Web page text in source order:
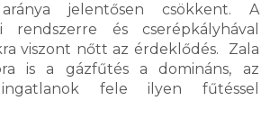
jelentősen csökkent. A
rendszerre és cserépkályhával
viszont nőtt az érdeklődés. Zala
is a gázfűtés a domináns, az
fele ilyen fűtéssel